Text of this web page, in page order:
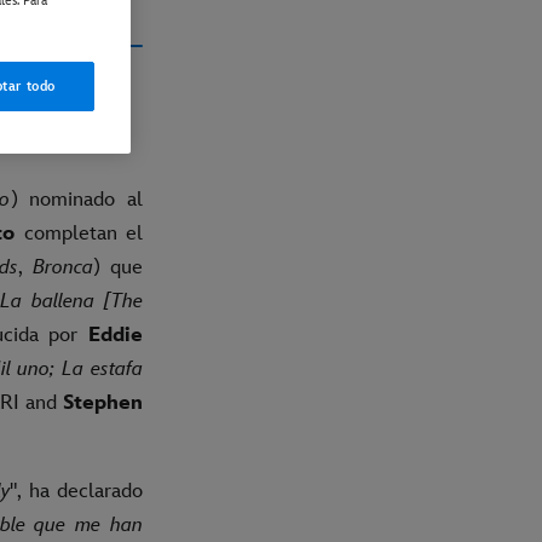
) nominado al
completan el
, Bronca) que
La ballena [The
por Eddie
uno; La estafa
and Stephen
", ha declarado
que me han
todo